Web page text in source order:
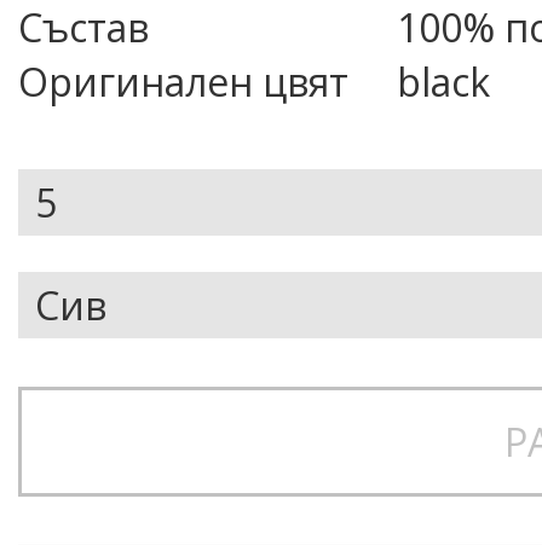
Състав
100%
Оригинален цвят
black